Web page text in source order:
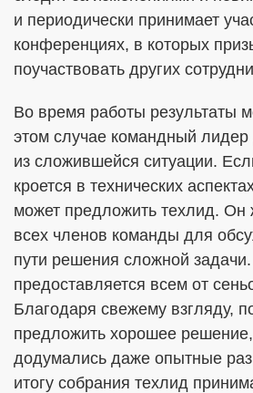
и периодически принимает
конференциях, в которых
поучаствовать других
Во время работы результаты
этом случае командный лидер
из сложившейся ситуации.
кроется в технических
может предложить техлид. Он
всех членов команды для
пути решения сложной
предоставляется всем от
Благодаря свежему взгляду,
предложить хорошее
додумались даже опытные
итогу собрания техлид